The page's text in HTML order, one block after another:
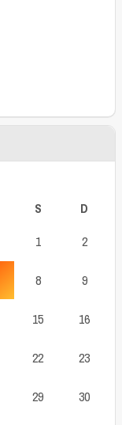
S D
1 2
8 9
15 16
22 23
29 30